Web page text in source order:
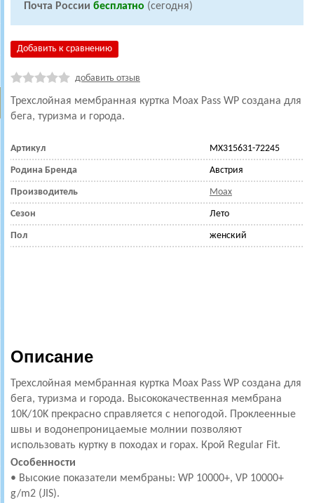
Почта России бесплатно (сегодня)
Добавить к сравнению
добавить отзыв
Трехслойная мембранная куртка Moax Pass WP создана для
бега, туризма и города.
Артикул MX315631-72245
Родина Бренда Австрия
Производитель Moax
Сезон Лето
Пол женский
Описание
Трехслойная мембранная куртка Moax Pass WP создана для
бега, туризма и города. Высококачественная мембрана
10K/10K прекрасно справляется с непогодой. Проклеенные
швы и водонепроницаемые молнии позволяют
использовать куртку в походах и горах. Крой Regular Fit.
Особенности
• Высокие показатели мембраны: WP 10000+, VP 10000+
g/m2 (JIS).